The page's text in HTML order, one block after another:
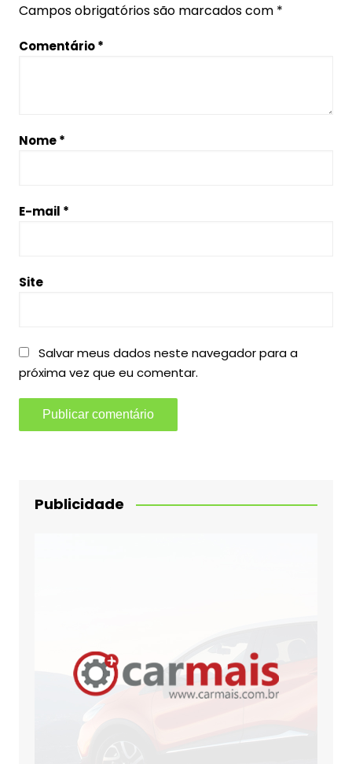
Campos obrigatórios são marcados com *
Comentário*
Nome*
E-mail *
Site
Salvar meus dados neste navegador para a
próxima vez que eu comentar.
Publicidade